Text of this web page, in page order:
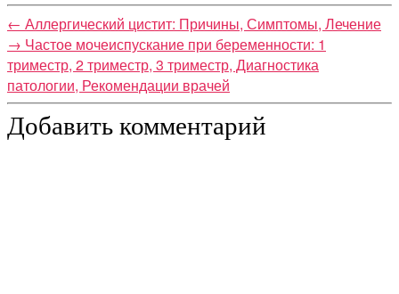
← Аллергический цистит: Причины, Симптомы, Лечение
→ Частое мочеиспускание при беременности: 1
триместр, 2 триместр, 3 триместр, Диагностика
патологии, Рекомендации врачей
Добавить комментарий